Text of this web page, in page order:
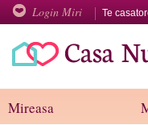
Login Miri Te
Mireasa